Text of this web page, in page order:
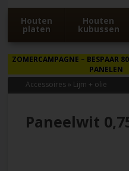
Houten
platen
Houten
kubussen
ZOMERCAMPAGNE – BESPAAR
PANELEN
Accessoires » Lijm + olie
Paneelwit